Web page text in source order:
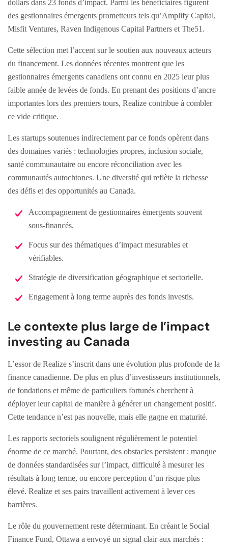
dollars dans 23 fonds d’impact. Parmi les bénéficiaires figurent
des gestionnaires émergents prometteurs tels qu’Amplify Capital,
Misfit Ventures, Raven Indigenous Capital Partners et The51.
Cette sélection met l’accent sur le soutien aux nouveaux acteurs
du financement. Les données récentes montrent que les
gestionnaires émergents canadiens ont connu en 2025 leur plus
faible année de levées de fonds. En prenant des positions d’ancre
importantes lors des premiers tours, Realize contribue à combler
ce vide critique.
Les startups soutenues indirectement par ce fonds opèrent dans
des domaines variés : technologies propres, inclusion sociale,
santé communautaire ou encore réconciliation avec les
communautés autochtones. Une diversité qui reflète la richesse
des défis et des opportunités au Canada.
Accompagnement de gestionnaires émergents souvent
sous-financés.
Focus sur des thématiques d’impact mesurables et
vérifiables.
Stratégie de diversification géographique et sectorielle.
Engagement à long terme auprès des fonds investis.
Le contexte plus large de l’impact
investing au Canada
L’essor de Realize s’inscrit dans une évolution plus profonde de la
finance canadienne. De plus en plus d’investisseurs institutionnels,
de fondations et même de particuliers fortunés cherchent à
déployer leur capital de manière à générer un changement positif.
Cette tendance n’est pas nouvelle, mais elle gagne en maturité.
Les rapports sectoriels soulignent régulièrement le potentiel
énorme de ce marché. Pourtant, des obstacles persistent : manque
de données standardisées sur l’impact, difficulté à mesurer les
résultats à long terme, ou encore perception d’un risque plus
élevé. Realize et ses pairs travaillent activement à lever ces
barrières.
Le rôle du gouvernement reste déterminant. En créant le Social
Finance Fund, Ottawa a envoyé un signal clair aux marchés :